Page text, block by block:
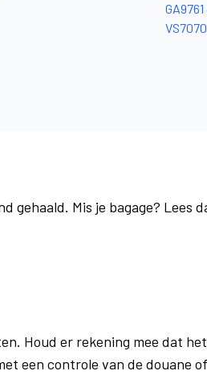
GA9761
VS7070
gehaald. Mis je bagage? Lees
Houd er rekening mee dat
een controle van de douane